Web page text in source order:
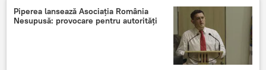
Piperea lansează Asociația România
Nesupusă: provocare pentru autorități